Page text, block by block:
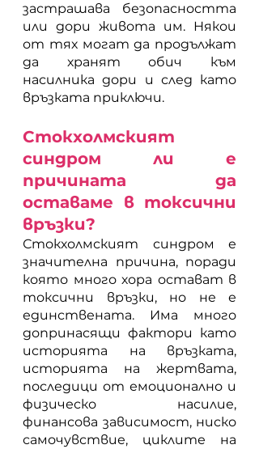
застрашава безопасността
или дори живота им. Някои
от тях могат да продължат
да хранят обич към
насилника дори и след като
връзката приключи.
Стокхолмският
синдром ли е
причината да
оставаме в токсични
връзки?
Стокхолмският синдром е
значителна причина, поради
която много хора остават в
токсични връзки, но не е
единствената. Има много
допринасящи фактори като
историята на връзката,
историята на жертвата,
последици от емоционално и
физическо насилие,
финансова зависимост, ниско
самочувствие, циклите на